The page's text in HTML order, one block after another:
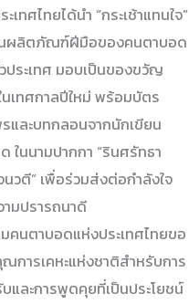
ะเทศไทยได้นำ “กระเช้าแทนใจ”
ผลิตภัณฑ์ฝีมือของคนตาบอด
ประเทศ มอบเป็นของขวัญ
นเทศกาลปีใหม่ พร้อมบัตร
และบทกลอนจากนักเขียน
ในนามปากกา “รินศรัทธา
วตี” เพื่อร่วมส่งต่อกำลังใจ
ามปรารถนาดี
คนตาบอดแห่งประเทศไทยขอ
การเคหะแห่งชาติสำหรับการ
และการพูดคุยที่เป็นประโยชน์